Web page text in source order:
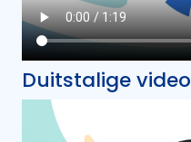
Duitstalige video